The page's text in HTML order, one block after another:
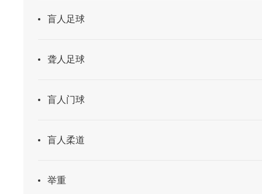
盲人足球
聋人足球
盲人门球
盲人柔道
举重